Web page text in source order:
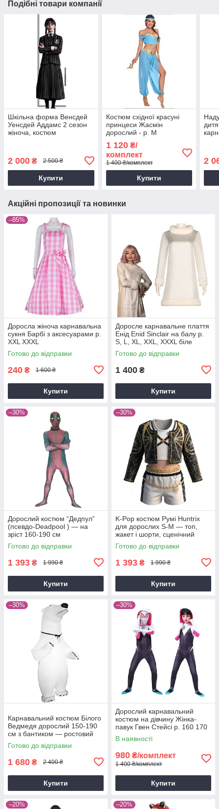
Подібні товари компанії
Шкільна форма Венсдей
Уенсдей Аддамс 2 сезон
жіноча, костюм
2 000 ₴ 2 500 ₴
Купити
Костюм східної красуні
принцеси Жасмін
дорослий - р. M
1 120₴/
комплект
1 400 ₴/комплект
Купити
2
Акційні пропозиції та новинки
–85%
Доросла жіноча карнавальна
сукня Барбі з аксесуарами р.
XXL XXXL
Готово до відправки
240 ₴ 1 600 ₴
Купити
Доросле карнавальне плаття
Енід Enid Sinclair на балу р.
S, L, XL, XXL, XXXL біле
Готово до відправки
1 400 ₴
Купити
–30%
Дорослий костюм “Дедпул”
(псевдо-Deadpool ) — на
зріст 160-190 см
Готово до відправки
1 393 ₴ 1 990 ₴
Купити
–30%
K-Pop костюм Румі Huntrix
для дорослих S-M — топ,
жакет і шорти, сценічний
cosplay костюм Demon
Hunters
Готово до відправки
1 393 ₴ 1 990 ₴
Купити
–30%
Карнавальний костюм Білого
Ведмедя дорослий 150-190
см з бантиком — ростовий
костюм ведмедика для
аніматорів
Готово до відправки
1 680 ₴ 2 400 ₴
Купити
–30%
Дорослий карнавальний
костюм на дівчину Жінка-
павук Гвен Стейсі р. 160 170
180 190
В наявності
980 ₴/комплект
1 400 ₴/комплект
Купити
–20% –20%